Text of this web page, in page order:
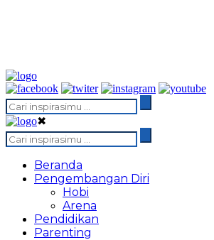
✖
Beranda
Pengembangan Diri
Hobi
Arena
Pendidikan
Parenting